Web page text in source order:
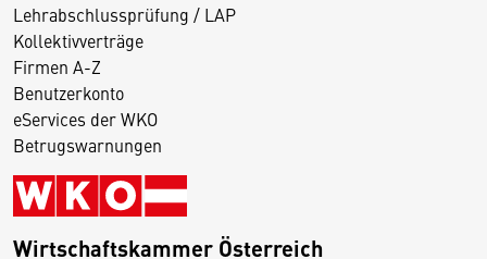
Lehrabschlussprüfung / LAP
Kollektivverträge
Firmen A-Z
Benutzerkonto
eServices der WKO
Betrugswarnungen
Wirtschaftskammer Österreich